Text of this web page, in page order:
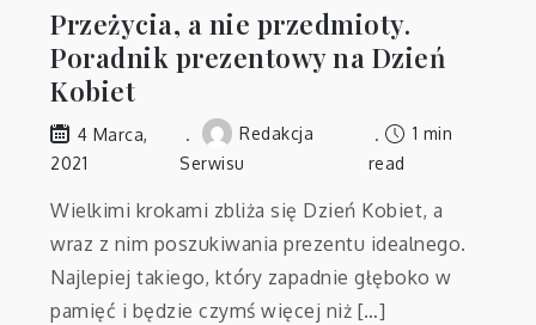
Przeżycia, a nie przedmioty.
Poradnik prezentowy na Dzień
Kobiet
4 Marca,
2021
Redakcja
Serwisu
1 min
read
Wielkimi krokami zbliża się Dzień Kobiet, a
wraz z nim poszukiwania prezentu idealnego.
Najlepiej takiego, który zapadnie głęboko w
pamięć i będzie czymś więcej niż […]